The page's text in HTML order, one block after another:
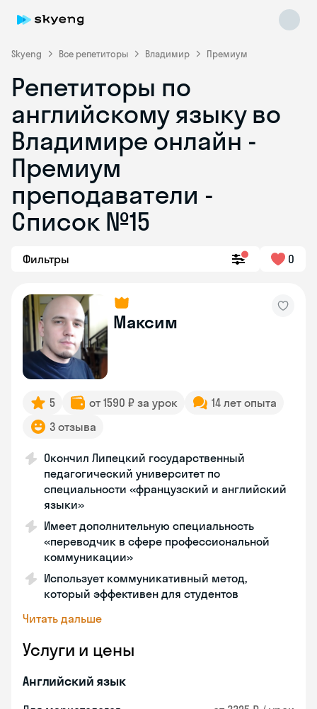
Skyeng Все репетиторы Владимир Премиум
Репетиторы по
английскому языку во
Владимире онлайн -
Премиум
преподаватели -
Список №15
Фильтры 0
Максим
5 от 1590 ₽ за урок
14 лет опыта
3 отзыва
Окончил Липецкий государственный
педагогический университет по
специальности «французский и английский
языки»
Имеет дополнительную специальность
«переводчик в сфере профессиональной
коммуникации»
Использует коммуникативный метод,
который эффективен для студентов
Читать дальше
Услуги и цены
Английский язык
Skyeng Chat
online